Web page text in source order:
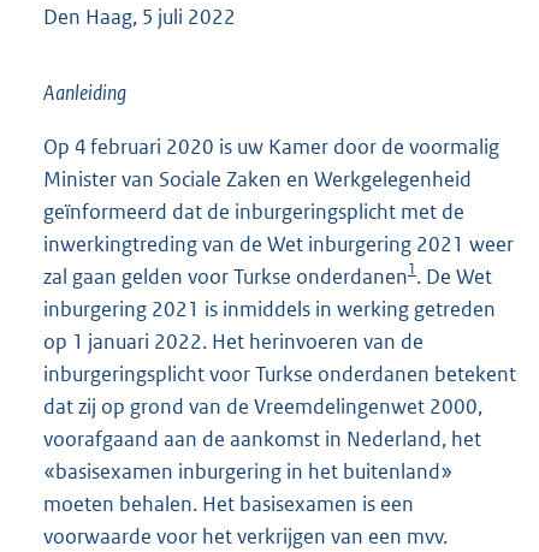
Den Haag, 5 juli 2022
Aanleiding
Op 4 februari 2020 is uw Kamer door de voormalig
Minister van Sociale Zaken en Werkgelegenheid
geïnformeerd dat de inburgeringsplicht met de
inwerkingtreding van de Wet inburgering 2021 weer
zal gaan gelden voor Turkse onderdanen1. De Wet
inburgering 2021 is inmiddels in werking getreden
op 1 januari 2022. Het herinvoeren van de
inburgeringsplicht voor Turkse onderdanen betekent
dat zij op grond van de Vreemdelingenwet 2000,
voorafgaand aan de aankomst in Nederland, het
«basisexamen inburgering in het buitenland»
moeten behalen. Het basisexamen is een
voorwaarde voor het verkrijgen van een mvv.